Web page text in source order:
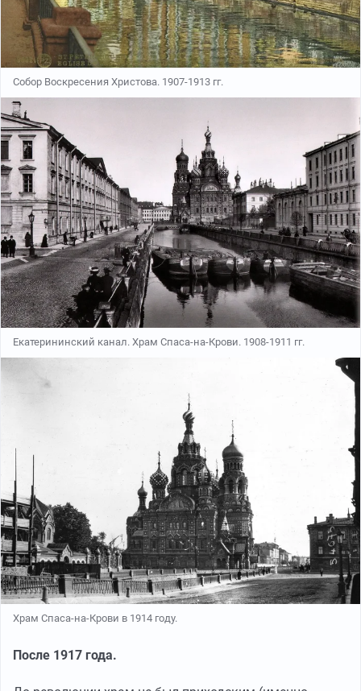
Собор Воскресения Христова. 1907-1913 гг.
Екатерининский канал. Храм Спаса-на-Крови. 1908-1911 гг.
Храм Спаса-на-Крови в 1914 году.
После 1917 года.